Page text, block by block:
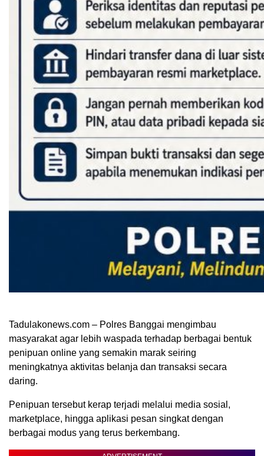
Tadulakonews.com – Polres Banggai mengimbau
masyarakat agar lebih waspada terhadap berbagai bentuk
penipuan online yang semakin marak seiring
meningkatnya aktivitas belanja dan transaksi secara
daring.
Penipuan tersebut kerap terjadi melalui media sosial,
marketplace, hingga aplikasi pesan singkat dengan
berbagai modus yang terus berkembang.